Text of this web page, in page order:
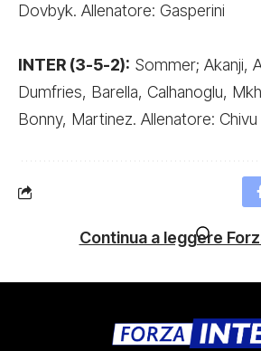
Dovbyk. Allenatore: Gasperini
INTER (3-5-2): Sommer; Akanji,
Dumfries, Barella, Calhanoglu,
Bonny, Martinez. Allenatore: Chivu
Continua a leggere